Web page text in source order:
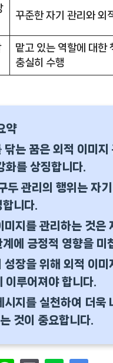
꾸준한 자기 관리와 외
맡고 있는 역할에 대한
충실히 수행
약
닦는 꿈은 외적 이미지
화를 상징합니다.
두 관리의 행위는 자
니다.
미지를 관리하는 것은
계에 긍정적 영향을 미
성장을 위해 외적 이미
이루어져야 합니다.
시지를 실천하여 더욱
것이 중요합니다.